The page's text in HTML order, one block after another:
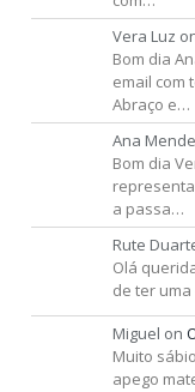
Vera Luz
Bom dia
email com
Abraço e…
Ana
Bom dia
a passa…
Rute
Olá
de ter
Miguel on
Muito
apego